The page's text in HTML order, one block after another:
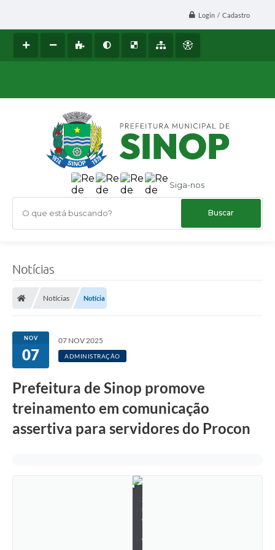
Login / Cadastro
Siga-nos
O que está buscando?
Notícias
Notícias Notícia
NOV
07
07 NOV 2025
ADMINISTRAÇÃO
Prefeitura de Sinop promove
treinamento em comunicação
assertiva para servidores do Procon
S
u
e
e